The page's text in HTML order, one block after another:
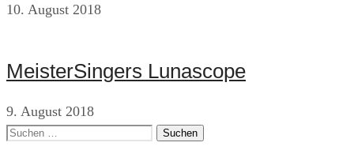
10. August 2018
MeisterSingers Lunascope
9. August 2018
Suchen